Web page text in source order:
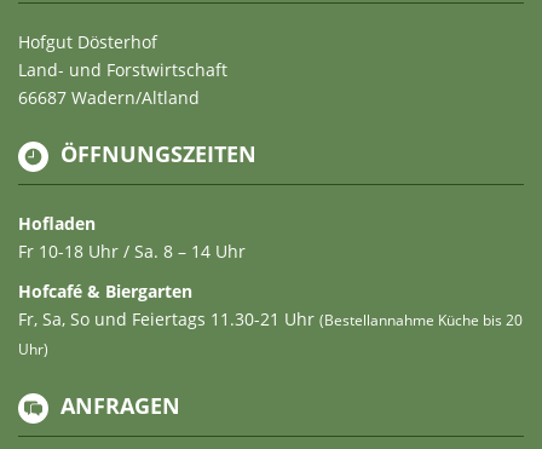
Hofgut Dösterhof
Land- und Forstwirtschaft
66687 Wadern/Altland
ÖFFNUNGSZEITEN
Hofladen
Fr 10-18 Uhr / Sa. 8 – 14 Uhr
Hofcafé & Biergarten
Fr, Sa, So und Feiertags 11.30-21 Uhr (Bestellannahme Küche bis 20
Uhr)
ANFRAGEN